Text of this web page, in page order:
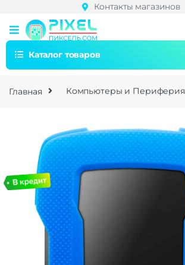
Контакты магазинов
Каталог товаров
Главная Компьютеры и Периферия